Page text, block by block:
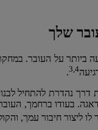
שלך
ביותר על העובר.
3,4
.
דרך נהדרת להתחיל
בעודו ברחמך,
לו ליצור חיבור עמך,